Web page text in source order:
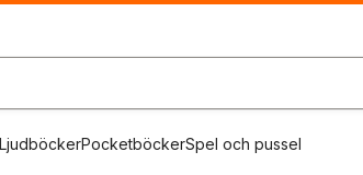
LjudböckerPocketböckerSpel och pussel